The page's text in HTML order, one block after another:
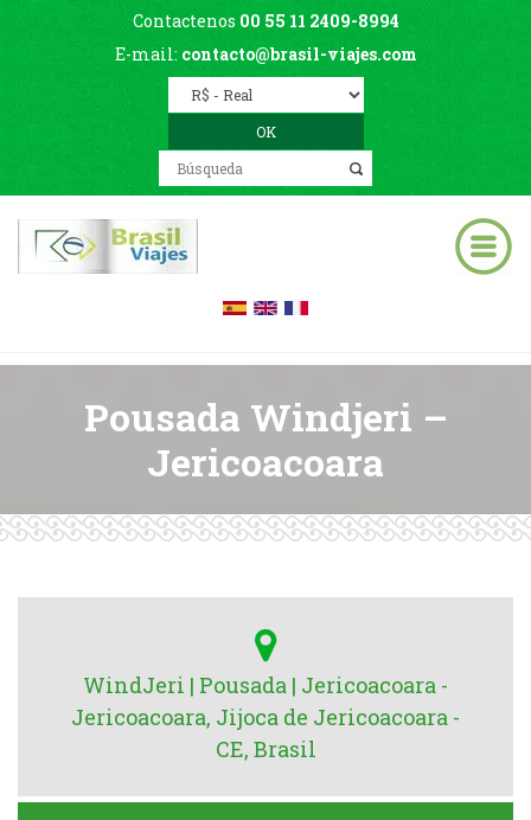
Contactenos 00 55 11 2409-8994
E-mail: contacto@brasil-viajes.com
Pousada Windjeri –
Jericoacoara
WindJeri | Pousada | Jericoacoara -
Jericoacoara, Jijoca de Jericoacoara -
CE, Brasil